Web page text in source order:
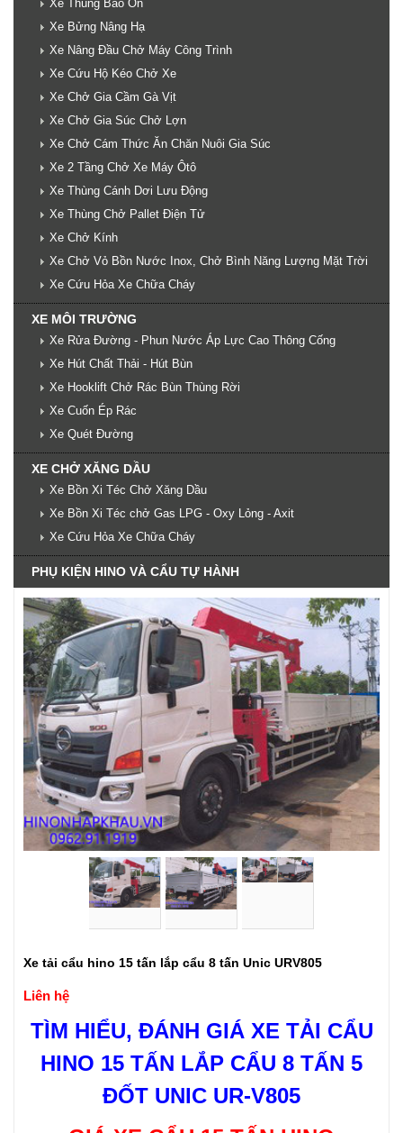
Xe Thùng Bảo Ôn
Xe Bửng Nâng Hạ
Xe Nâng Đầu Chở Máy Công Trình
Xe Cứu Hộ Kéo Chở Xe
Xe Chở Gia Cầm Gà Vịt
Xe Chở Gia Súc Chở Lợn
Xe Chở Cám Thức Ăn Chăn Nuôi Gia Súc
Xe 2 Tầng Chở Xe Máy Ôtô
Xe Thùng Cánh Dơi Lưu Động
Xe Thùng Chở Pallet Điện Tử
Xe Chở Kính
Xe Chở Vỏ Bồn Nước Inox, Chở Bình Năng Lượng Mặt Trời
Xe Cứu Hỏa Xe Chữa Cháy
XE MÔI TRƯỜNG
Xe Rửa Đường - Phun Nước Áp Lực Cao Thông Cống
Xe Hút Chất Thải - Hút Bùn
Xe Hooklift Chở Rác Bùn Thùng Rời
Xe Cuốn Ép Rác
Xe Quét Đường
XE CHỞ XĂNG DẦU
Xe Bồn Xi Téc Chở Xăng Dầu
Xe Bồn Xi Téc chở Gas LPG - Oxy Lỏng - Axit
Xe Cứu Hỏa Xe Chữa Cháy
PHỤ KIỆN HINO VÀ CẨU TỰ HÀNH
Xe tải cẩu hino 15 tấn lắp cẩu 8 tấn Unic URV805
Liên hệ
TÌM HIỂU, ĐÁNH GIÁ XE TẢI CẨU
HINO 15 TẤN LẮP CẨU 8 TẤN 5
ĐỐT UNIC UR-V805